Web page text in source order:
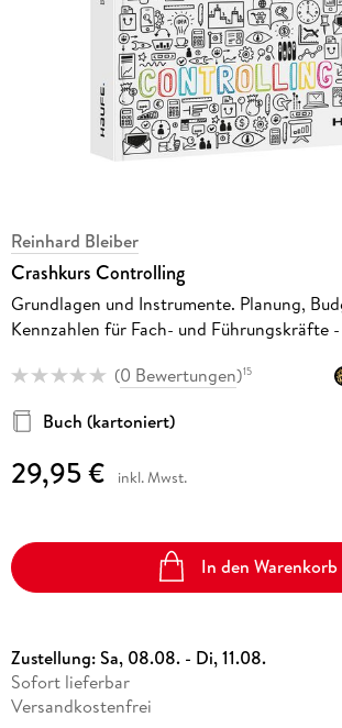
Reinhard Bleiber
Crashkurs Controlling
Grundlagen und Instrumente. Planung,
Kennzahlen für Fach- und Führungskräfte
(0 Bewertungen)15
Buch (kartoniert)
29,95 € inkl. Mwst.
In den Warenkorb
Zustellung:Sa, 08.08. - Di, 11.08.
Sofort lieferbar
Versandkostenfrei